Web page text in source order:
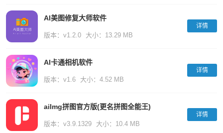
AI美图修复大师软件
版本：v1.2.0 大小：13.29 MB
详情
AI卡通相机软件
版本：v1.6 大小：4.52 MB
详情
aiImg拼图官方版(更名拼图全能王)
版本：v3.9.1329 大小：10.4 MB
详情